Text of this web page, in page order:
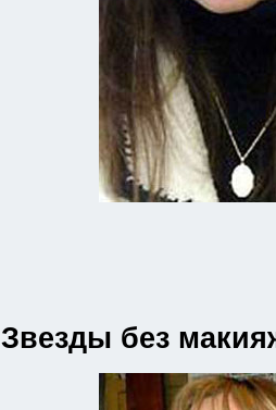
Звезды без